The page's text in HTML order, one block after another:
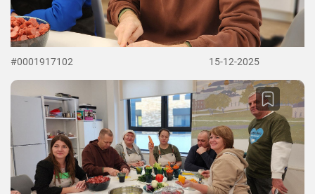
#0001917102 15-12-2025